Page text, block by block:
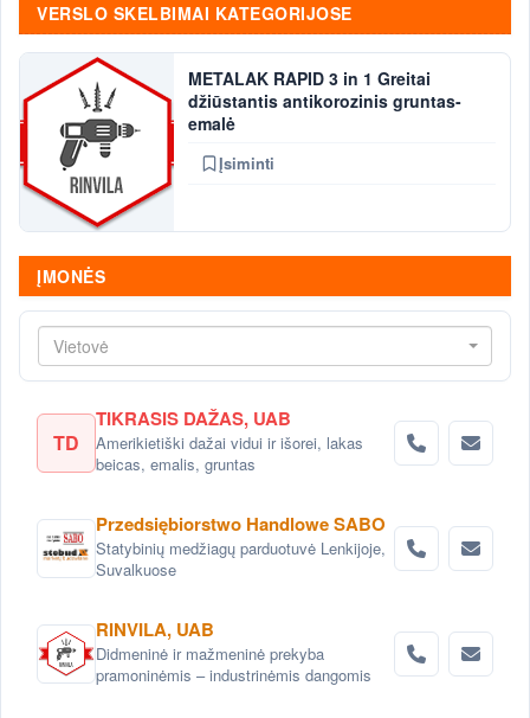
VERSLO SKELBIMAI KATEGORIJOSE
METALAK RAPID 3 in 1 Greitai
džiūstantis antikorozinis gruntas-
emalė
Įsiminti
ĮMONĖS
Vietovė
TD
TIKRASIS DAŽAS, UAB
Amerikietiški dažai vidui ir išorei, lakas
beicas, emalis, gruntas
Przedsiębiorstwo Handlowe SABO
Statybinių medžiagų parduotuvė Lenkijoje,
Suvalkuose
RINVILA, UAB
Didmeninė ir mažmeninė prekyba
pramoninėmis – industrinėmis dangomis